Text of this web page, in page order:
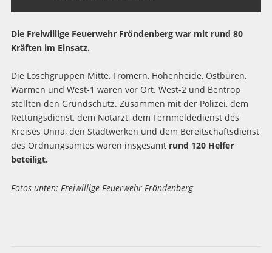
Die Freiwillige Feuerwehr Fröndenberg war mit rund 80
Kräften im Einsatz.
Die Löschgruppen Mitte, Frömern, Hohenheide, Ostbüren,
Warmen und West-1 waren vor Ort. West-2 und Bentrop
stellten den Grundschutz. Zusammen mit der Polizei, dem
Rettungsdienst, dem Notarzt, dem Fernmeldedienst des
Kreises Unna, den Stadtwerken und dem Bereitschaftsdienst
des Ordnungsamtes waren insgesamt rund 120 Helfer
beteiligt.
Fotos unten: Freiwillige Feuerwehr Fröndenberg